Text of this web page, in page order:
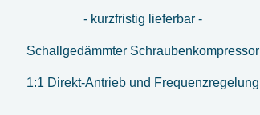
- kurzfristig lieferbar -
Schallgedämmter Schraubenkompressor
1:1 Direkt-Antrieb und Frequenzregelung